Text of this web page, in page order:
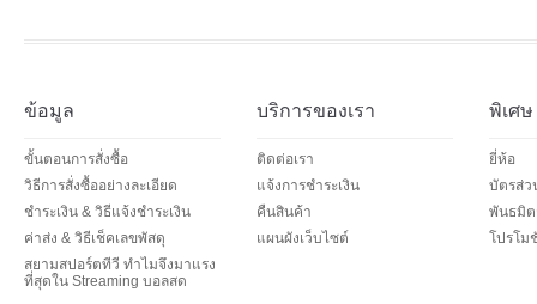
ข้อมูล
ขั้นตอนการสั่งซื้อ
วิธีการสั่งซื้ออย่างละเอียด
ชำระเงิน & วิธีแจ้งชำระเงิน
ค่าส่ง & วิธีเช็คเลขพัสดุ
สยามสปอร์ตทีวี ทำไมจึงมาแรง
ที่สุดใน Streaming บอลสด
บริการของเรา
ติดต่อเรา
แจ้งการชำระเงิน
คืนสินค้า
แผนผังเว็บไซต์
พิเศษ
ยี่ห้อ
บัตรส่ว
พันธมิต
โปรโม